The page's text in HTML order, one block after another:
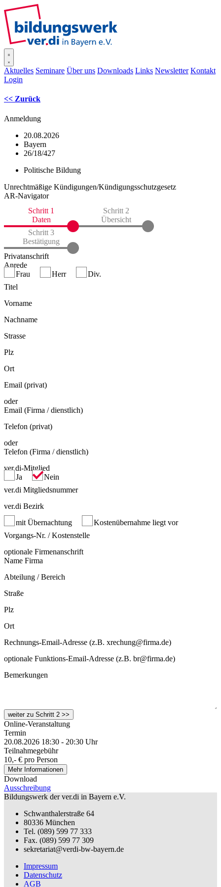
Aktuelles Seminare Über uns Downloads Links Newsletter Kontakt
Login
<< Zurück
Anmeldung
20.08.2026
Bayern
26/18/427
Politische Bildung
Unrechtmäßige Kündigungen/Kündigungsschutzgesetz
AR-Navigator
Schritt 1
Daten
Schritt 2
Übersicht
Schritt 3
Bestätigung
Privatanschrift
Anrede
Frau
Herr
Div.
Titel
Vorname
Nachname
Strasse
Plz
Ort
Email (privat)
oder
Email (Firma / dienstlich)
Telefon (privat)
oder
Telefon (Firma / dienstlich)
ver.di-Mitglied
Ja
Nein
ver.di Mitgliedsnummer
ver.di Bezirk
mit Übernachtung
Kostenübernahme liegt vor
Vorgangs-Nr. / Kostenstelle
optionale Firmenanschrift
Name Firma
Abteilung / Bereich
Straße
Plz
Ort
Rechnungs-Email-Adresse (z.B. xrechung@firma.de)
optionale Funktions-Email-Adresse (z.B. br@firma.de)
Bemerkungen
Online-Veranstaltung
Termin
20.08.2026 18:30 - 20:30 Uhr
Teilnahmegebühr
10,- € pro Person
Mehr Informationen
Download
Ausschreibung
Bildungswerk der ver.di in Bayern e.V.
Schwanthalerstraße 64
80336 München
Tel. (089) 599 77 333
Fax. (089) 599 77 309
sekretariat@verdi-bw-bayern.de
Impressum
Datenschutz
AGB